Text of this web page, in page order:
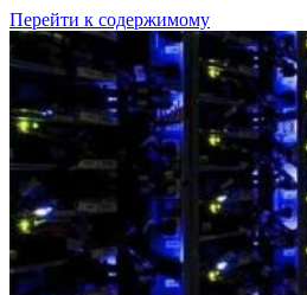
Перейти к содержимому